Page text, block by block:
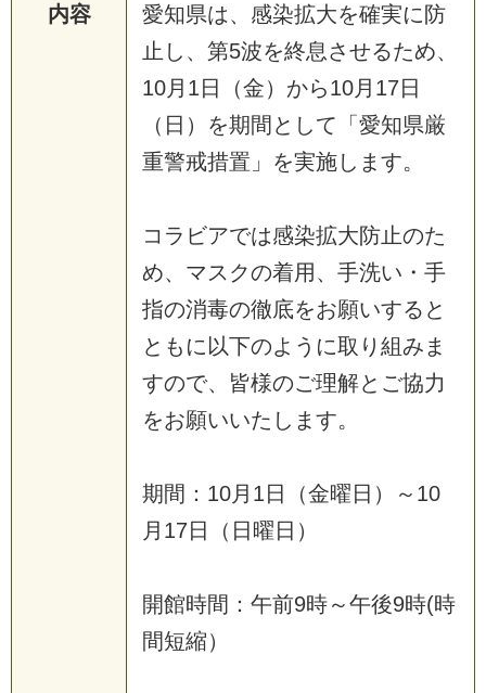
内容 愛知県は、 感染拡大を確実に防
止 し 、 第5波を終息させるため、
10月 1 日 （金） から10月 17日
（ 日 ） を期 間 と して 「 愛知県厳
重警戒措置 」 を実施し ま す。
コ ラ ビアでは感染拡大防止のた
め、 マ ス クの着用 、 手洗い ・ 手
指の消毒の徹底をお願いする と
と も に 以下のよ う に取 り 組み ま
すので、 皆様のご理解と ご協力
をお願いいた し ま す。
期 間 ： 10月 1 日 （金曜 日 ） ～ 10
月 17日 （ 日 曜 日 ）
開館時間 ： 午前9時～午後9時(時
間短縮）